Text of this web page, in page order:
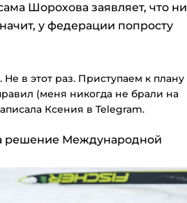
Шорохова заявляет, что ни
у федерации попросту
в этот раз. Приступаем к плану
(меня никогда не брали на
Ксения в Telegram.
решение Международной